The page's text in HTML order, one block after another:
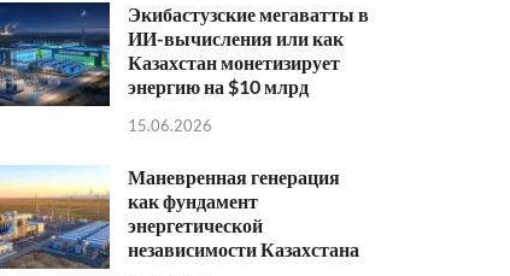
Экибастузские мегаватты в
ИИ-вычисления или как
Казахстан монетизирует
энергию на $10 млрд
15.06.2026
Маневренная генерация
как фундамент
энергетической
независимости Казахстана